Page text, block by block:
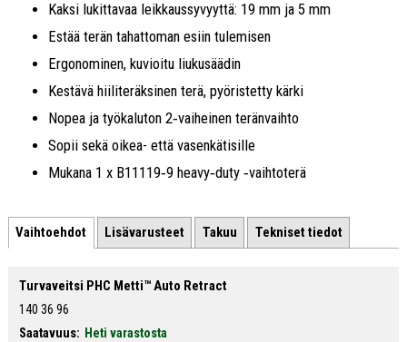
Kaksi lukittavaa leikkaussyvyyttä: 19 mm ja 5 mm
Estää terän tahattoman esiin tulemisen
Ergonominen, kuvioitu liukusäädin
Kestävä hiiliteräksinen terä, pyöristetty kärki
Nopea ja työkaluton 2‑vaiheinen teränvaihto
Sopii sekä oikea- että vasenkätisille
Mukana 1 x B11119‑9 heavy‑duty ‑vaihtoterä
Vaihtoehdot Lisävarusteet Takuu Tekniset tiedot
Turvaveitsi PHC Metti™ Auto Retract
140 36 96
Saatavuus: Heti varastosta